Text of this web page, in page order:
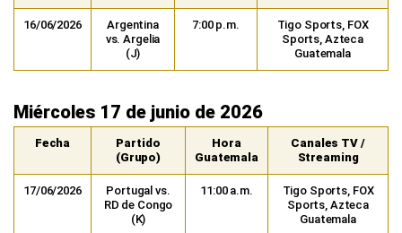
16/06/2026
Argentina
vs. Argelia
(J)
7:00 p.m.
Tigo Sports, FOX
Sports, Azteca
Guatemala
Miércoles 17 de junio de 2026
Fecha
Partido
(Grupo)
Hora
Guatemala
Canales TV /
Streaming
17/06/2026
Portugal vs.
RD de Congo
(K)
11:00 a.m.
Tigo Sports, FOX
Sports, Azteca
Guatemala